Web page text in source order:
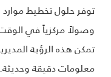
وصولاً مركزياً في الوقت
تمكن هذه الرؤية
معلومات دقيقة